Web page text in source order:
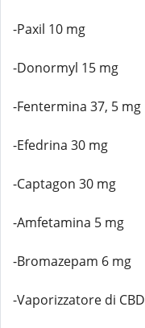
-Paxil 10 mg
-Donormyl 15 mg
-Fentermina 37, 5 mg
-Efedrina 30 mg
-Captagon 30 mg
-Amfetamina 5 mg
-Bromazepam 6 mg
-Vaporizzatore di CBD